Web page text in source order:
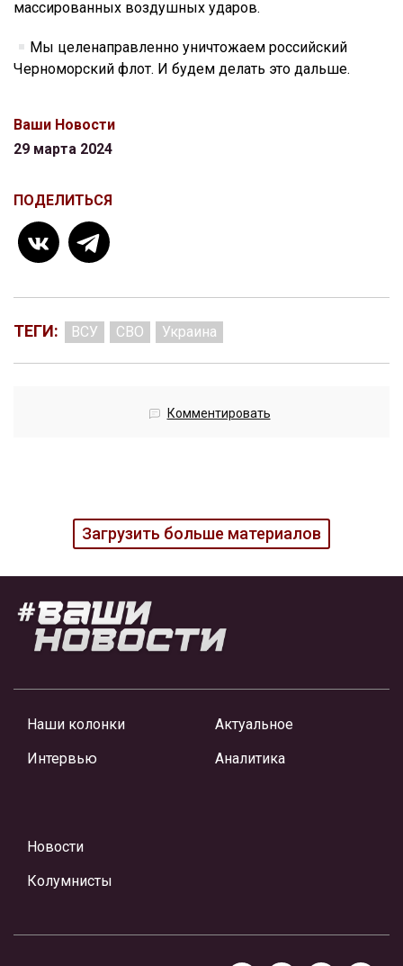
массированных воздушных ударов.
Мы целенаправленно уничтожаем российский
Черноморский флот. И будем делать это дальше.
Ваши Новости
29 марта 2024
ПОДЕЛИТЬСЯ
ТЕГИ: ВСУ СВО Украина
Комментировать
Загрузить больше материалов
Наши колонки
Интервью
Актуальное
Аналитика
Новости
Колумнисты